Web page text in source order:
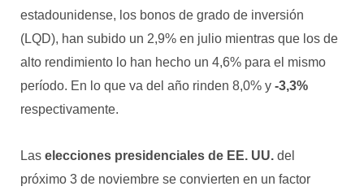
estadounidense, los bonos de grado de inversión
(LQD), han subido un 2,9% en julio mientras que los de
alto rendimiento lo han hecho un 4,6% para el mismo
período. En lo que va del año rinden 8,0% y -3,3%
respectivamente.
Las elecciones presidenciales de EE. UU. del
próximo 3 de noviembre se convierten en un factor